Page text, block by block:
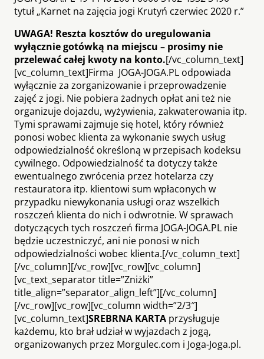
tytuł „Karnet na zajęcia jogi Krutyń czerwiec 2020 r.”
UWAGA! Reszta kosztów do uregulowania
wyłącznie gotówką na miejscu – prosimy nie
przelewać całej kwoty na konto.[/vc_column_text]
[vc_column_text]Firma JOGA-JOGA.PL odpowiada
wyłącznie za zorganizowanie i przeprowadzenie
zajęć z jogi. Nie pobiera żadnych opłat ani też nie
organizuje dojazdu, wyżywienia, zakwaterowania itp.
Tymi sprawami zajmuje się hotel, który również
ponosi wobec klienta za wykonanie swych usług
odpowiedzialność określoną w przepisach kodeksu
cywilnego. Odpowiedzialność ta dotyczy także
ewentualnego zwrócenia przez hotelarza czy
restauratora itp. klientowi sum wpłaconych w
przypadku niewykonania usługi oraz wszelkich
roszczeń klienta do nich i odwrotnie. W sprawach
dotyczących tych roszczeń firma JOGA-JOGA.PL nie
będzie uczestniczyć, ani nie ponosi w nich
odpowiedzialności wobec klienta.[/vc_column_text]
[/vc_column][/vc_row][vc_row][vc_column]
[vc_text_separator title=”Zniżki”
title_align=”separator_align_left”][/vc_column]
[/vc_row][vc_row][vc_column width=”2/3″]
[vc_column_text]SREBRNA KARTA przysługuje
każdemu, kto brał udział w wyjazdach z jogą,
organizowanych przez Morgulec.com i Joga-Joga.pl.